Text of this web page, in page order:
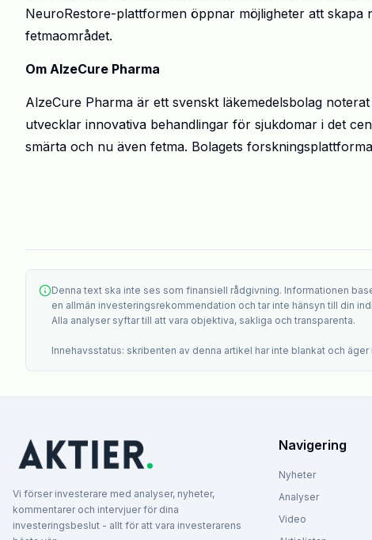
NeuroRestore-plattformen öppnar möjligheter att
fetmaområdet.
Om AlzeCure Pharma
AlzeCure Pharma är ett svenskt läkemedelsbolag
utvecklar innovativa behandlingar för sjukdomar i det
smärta och nu även fetma. Bolagets
Denna text ska inte ses som finansiell rådgivning. Informationen
en allmän investeringsrekommendation och tar inte hänsyn till din
Alla analyser syftar till att vara objektiva, sakliga och transparenta.
Innehavsstatus: skribenten av denna artikel har inte blankat och
Vi förser investerare med analyser, nyheter,
kommentarer och intervjuer för dina
investeringsbeslut - allt för att vara investerarens
Navigering
Nyheter
Analyser
Video